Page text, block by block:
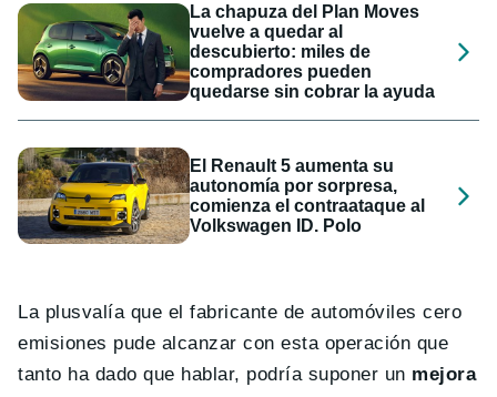
La chapuza del Plan Moves
vuelve a quedar al
descubierto: miles de
compradores pueden
quedarse sin cobrar la ayuda
El Renault 5 aumenta su
autonomía por sorpresa,
comienza el contraataque al
Volkswagen ID. Polo
La plusvalía que el fabricante de automóviles cero
emisiones pude alcanzar con esta operación que
tanto ha dado que hablar, podría suponer un mejora